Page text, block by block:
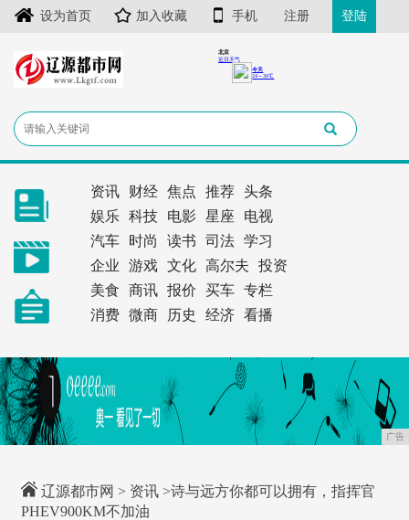
设为首页 加入收藏 手机 注册 登陆
资讯 财经 焦点 推荐
头条
娱乐
科技 电影 星座
电视
汽车
时尚 读书 司法
学习
企业
游戏 文化 高尔夫
投资
美食
商讯 报价 买车
专栏
消费
微商 历史 经济 看播
广告
辽源都市网 > 资讯 >诗与远方你都可以拥有，指挥官
PHEV900KM不加油